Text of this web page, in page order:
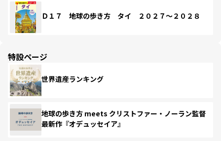
Ｄ１７ 地球の歩き方 タイ ２０２７～２０２８
特設ページ
世界遺産ランキング
地球の歩き方 meets クリストファー・ノーラン監督
最新作『オデュッセイア』